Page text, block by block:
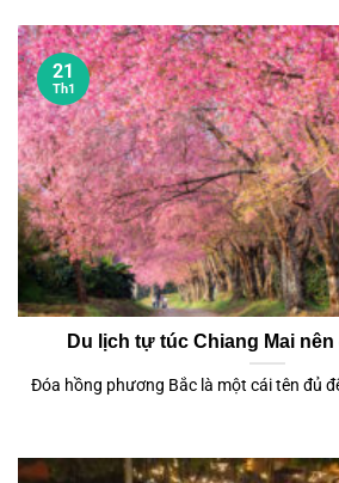
Du lịch tự túc Chiang Mai
Đóa hồng phương Bắc là một cái tên đủ
21
Th1